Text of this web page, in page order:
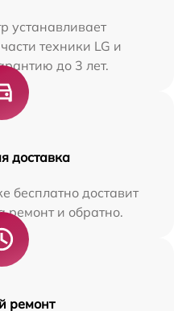
устанавливает
техники LG и
до 3 лет.
доставка
бесплатно доставит
ремонт и обратно.
ремонт